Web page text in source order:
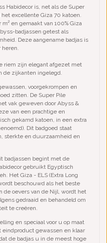
Habidecor is, net als de Super
excellente Giza 70 katoen.
en gemaakt van 100% Giza
badjassen getest als
Deze aangename badjas is
heren.
riem zijn elegant afgezet met
de zijkanten ingelegd.
voorgekrompen en
zitten. De Super Pile
vak geweven door Abyss &
van een prachtige en
gekamd katoen, in een extra
Dit badgoed staat
sterkte en duurzaamheid en
badjassen begint met de
gebruikt Egyptisch
Het Giza - ELS (Extra Long
beschouwd als het beste
de oevers van de Nijl, wordt het
gedraaid en behandeld om
te creëren.
en speciaal voor u op maat
gewassen en klaar
de badjas u in de meest hoge